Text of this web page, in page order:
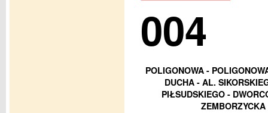
004
POLIGONOWA -
DUCHA - AL.
PIŁSUDSKIEGO -